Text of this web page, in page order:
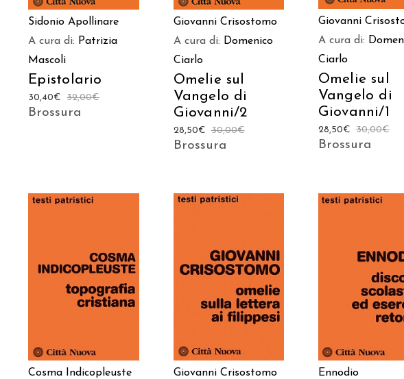
Sidonio Apollinare
A cura di: Patrizia
Mascoli
Epistolario
32,00€
30,40€
Brossura
Giovanni Crisostomo
A cura di: Domenico
Ciarlo
Omelie sul
Vangelo di
Giovanni/2
30,00€
28,50€
Brossura
Giovanni
A cura di:
Ciarlo
Omelie sul
Vangelo di
Giovanni/1
30,00€
28,50€
Brossura
AGGIUNGI AL
CARRELLO
Cosma Indicopleuste
AGGIUNGI AL
CARRELLO
Giovanni Crisostomo
CARRELLO
Ennodio